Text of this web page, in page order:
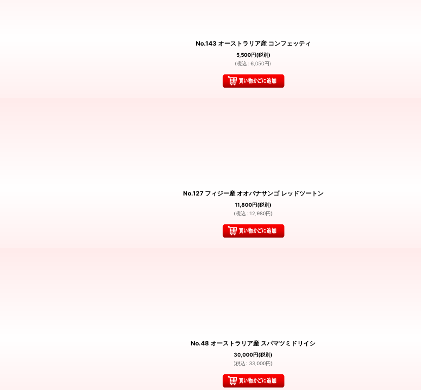
No.143 オーストラリア産 コンフェッティ
5,500円(税別)
(税込 : 6,050円)
No.127 フィジー産 オオバナサンゴ レッドツートン
11,800円(税別)
(税込 : 12,980円)
No.48 オーストラリア産 スパマツミドリイシ
30,000円(税別)
(税込 : 33,000円)